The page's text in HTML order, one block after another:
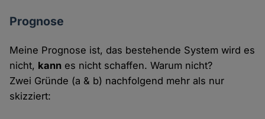
Prognose
Meine Prognose ist, das bestehende System wird es
nicht, kann es nicht schaffen. Warum nicht?
Zwei Gründe (a & b) nachfolgend mehr als nur
skizziert: